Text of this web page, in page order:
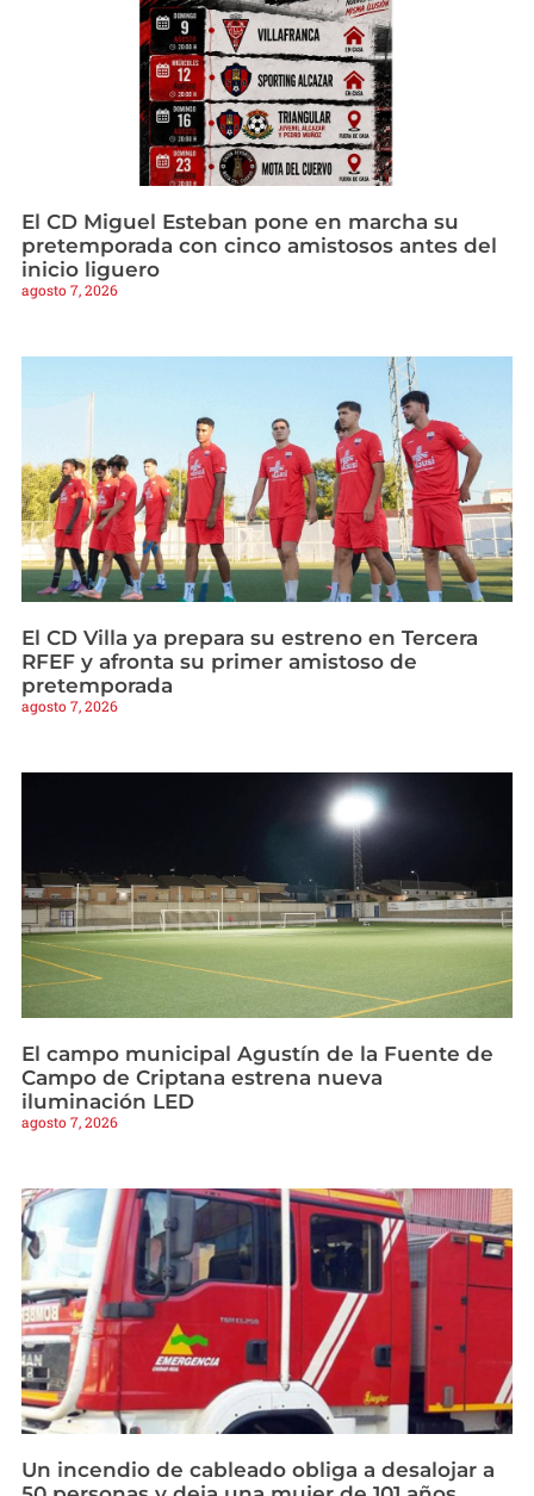
El CD Miguel Esteban pone en marcha su
pretemporada con cinco amistosos antes del
inicio liguero
agosto 7, 2026
El CD Villa ya prepara su estreno en Tercera
RFEF y afronta su primer amistoso de
pretemporada
agosto 7, 2026
El campo municipal Agustín de la Fuente de
Campo de Criptana estrena nueva
iluminación LED
agosto 7, 2026
Un incendio de cableado obliga a desalojar a